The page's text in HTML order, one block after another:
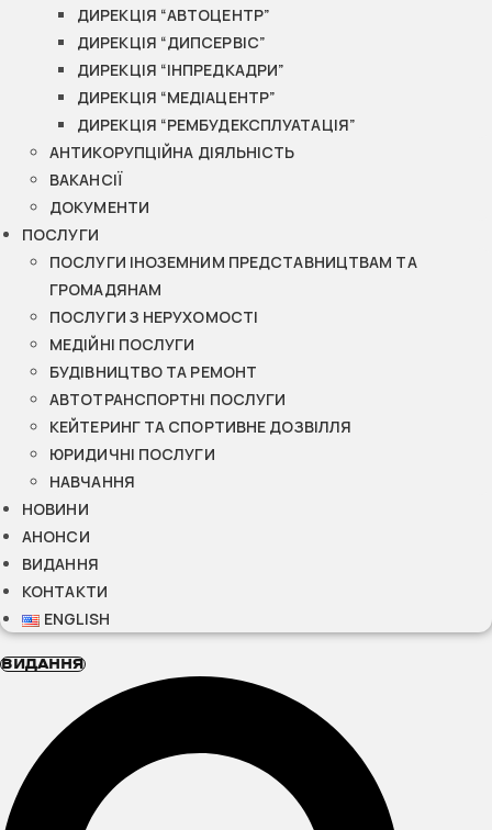
ДИРЕКЦІЯ “АВТОЦЕНТР”
ДИРЕКЦІЯ “ДИПСЕРВІС”
ДИРЕКЦІЯ “ІНПРЕДКАДРИ”
ДИРЕКЦІЯ “МЕДІАЦЕНТР”
ДИРЕКЦІЯ “РЕМБУДЕКСПЛУАТАЦІЯ”
АНТИКОРУПЦІЙНА ДІЯЛЬНІСТЬ
ВАКАНСІЇ
ДОКУМЕНТИ
ПОСЛУГИ
ПОСЛУГИ ІНОЗЕМНИМ ПРЕДСТАВНИЦТВАМ ТА
ГРОМАДЯНАМ
ПОСЛУГИ З НЕРУХОМОСТІ
МЕДІЙНІ ПОСЛУГИ
БУДІВНИЦТВО ТА РЕМОНТ
АВТОТРАНСПОРТНІ ПОСЛУГИ
КЕЙТЕРИНГ ТА СПОРТИВНЕ ДОЗВІЛЛЯ
ЮРИДИЧНІ ПОСЛУГИ
НАВЧАННЯ
НОВИНИ
АНОНСИ
ВИДАННЯ
КОНТАКТИ
ENGLISH
ВИДАННЯ